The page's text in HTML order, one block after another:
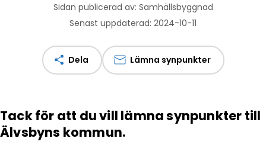
Sidan publicerad av: Samhällsbyggnad
Senast uppdaterad: 2024-10-11
Dela Lämna synpunkter
Tack för att du vill lämna synpunkter till
Älvsbyns kommun.